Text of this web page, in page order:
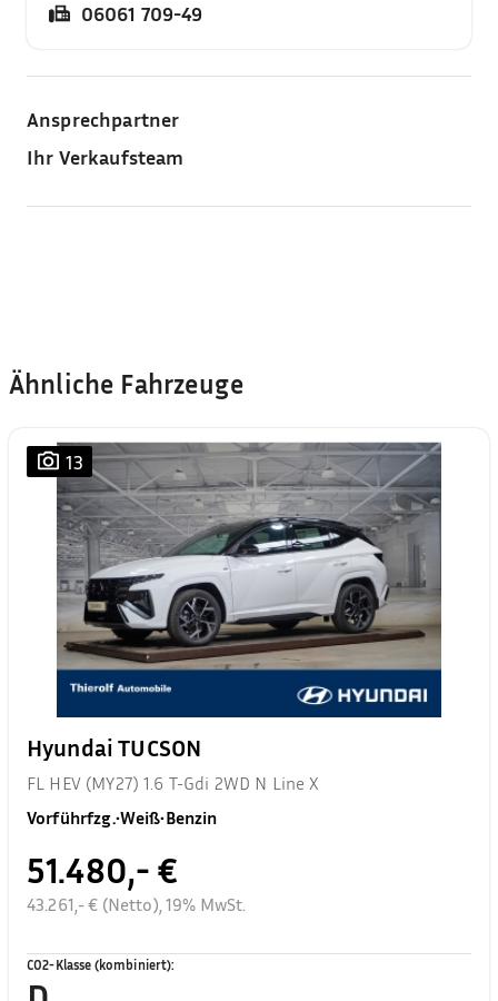
06061 709-49
Ansprechpartner
Ihr Verkaufsteam
Ähnliche Fahrzeuge
13
Hyundai TUCSON
FL HEV (MY27) 1.6 T-Gdi 2WD N Line X
Vorführfzg.•Weiß•Benzin
51.480,- €
43.261,- € (Netto), 19% MwSt.
CO2-Klasse (kombiniert):